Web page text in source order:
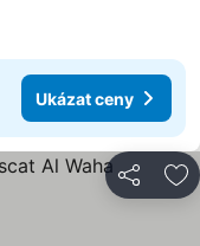
Ukázat ceny
Sdílet